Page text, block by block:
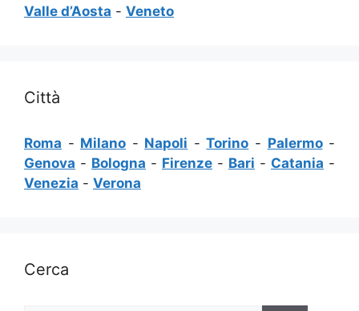
Valle d’Aosta - Veneto
Città
Roma - Milano - Napoli -Torino - Palermo-
Genova - Bologna - Firenze - Bari - Catania -
Venezia - Verona
Cerca